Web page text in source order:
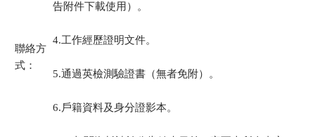
聯絡方
式：
告附件下載使用）。
4.工作經歷證明文件。
5.通過英檢測驗證書（無者免附）。
6.戶籍資料及身分證影本。